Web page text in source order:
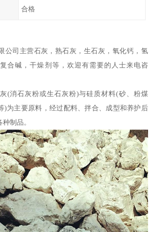
合格
公司主营石灰，熟石灰，生石灰，氧化钙，氢
合碱，干燥剂等，欢迎有需要的人士来电咨
(消石灰粉或生石灰粉)与硅质材料(砂、粉煤
)为主要原料，经过配料、拌合、成型和养护后
制品。